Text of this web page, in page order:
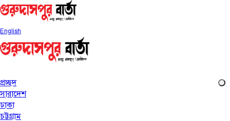
English
প্রচ্ছদ
সারাদেশ
ঢাকা
চট্টগ্রাম